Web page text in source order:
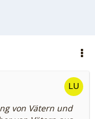
von Vätern und